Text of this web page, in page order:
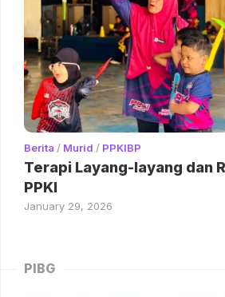
Berita / Murid / PPKIBP
Terapi Layang-layang dan
PPKI
January 29, 2026
PIBG